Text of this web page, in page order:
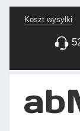
Koszt wysyłki